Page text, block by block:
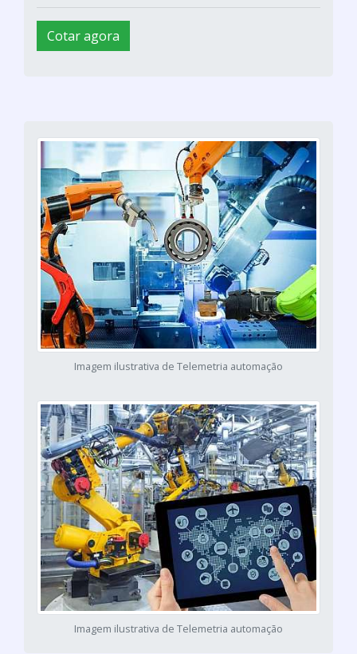
Cotar agora
Imagem ilustrativa de Telemetria automação
Imagem ilustrativa de Telemetria automação